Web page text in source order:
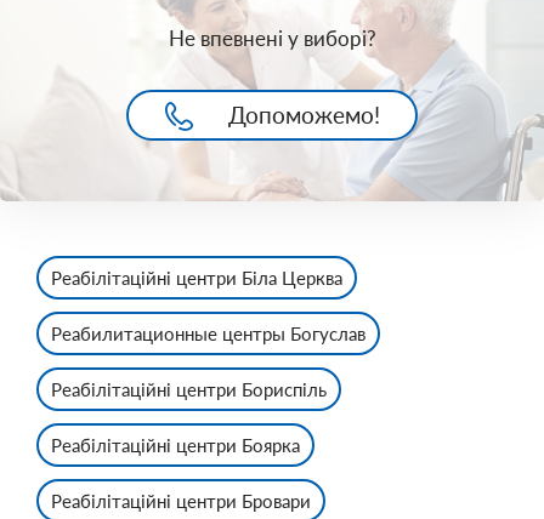
Не впевнені у виборі?
Допоможемо!
Реабілітаційні центри Біла Церква
Реабилитационные центры Богуслав
Реабілітаційні центри Бориспіль
Реабілітаційні центри Боярка
Реабілітаційні центри Бровари